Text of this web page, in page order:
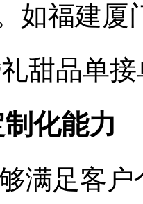
如福建厦
甜品单
化能力
满足客